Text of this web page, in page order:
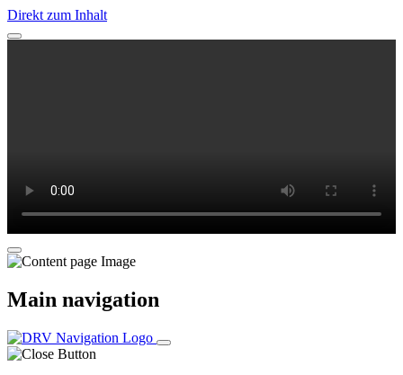
Direkt zum Inhalt
Main navigation